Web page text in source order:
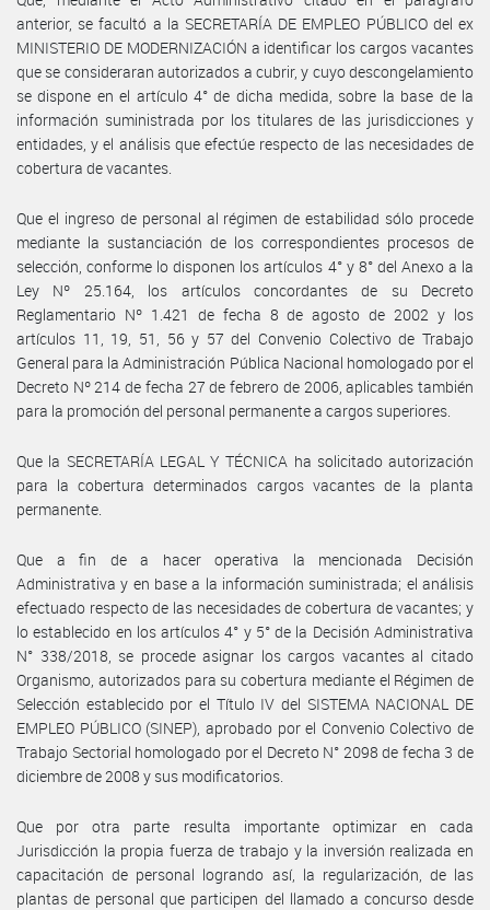
anterior, se facultó a la SECRETARÍA DE EMPLEO PÚBLICO del ex
MINISTERIO DE MODERNIZACIÓN a identificar los cargos vacantes
que se consideraran autorizados a cubrir, y cuyo descongelamiento
se dispone en el artículo 4° de dicha medida, sobre la base de la
información suministrada por los titulares de las jurisdicciones y
entidades, y el análisis que efectúe respecto de las necesidades de
cobertura de vacantes.
Que el ingreso de personal al régimen de estabilidad sólo procede
mediante la sustanciación de los correspondientes procesos de
selección, conforme lo disponen los artículos 4° y 8° del Anexo a la
Ley Nº 25.164, los artículos concordantes de su Decreto
Reglamentario Nº 1.421 de fecha 8 de agosto de 2002 y los
artículos 11, 19, 51, 56 y 57 del Convenio Colectivo de Trabajo
General para la Administración Pública Nacional homologado por el
Decreto Nº 214 de fecha 27 de febrero de 2006, aplicables también
para la promoción del personal permanente a cargos superiores.
Que la SECRETARÍA LEGAL Y TÉCNICA ha solicitado autorización
para la cobertura determinados cargos vacantes de la planta
permanente.
Que a fin de a hacer operativa la mencionada Decisión
Administrativa y en base a la información suministrada; el análisis
efectuado respecto de las necesidades de cobertura de vacantes; y
lo establecido en los artículos 4° y 5° de la Decisión Administrativa
N° 338/2018, se procede asignar los cargos vacantes al citado
Organismo, autorizados para su cobertura mediante el Régimen de
Selección establecido por el Título IV del SISTEMA NACIONAL DE
EMPLEO PÚBLICO (SINEP), aprobado por el Convenio Colectivo de
Trabajo Sectorial homologado por el Decreto N° 2098 de fecha 3 de
diciembre de 2008 y sus modificatorios.
Que por otra parte resulta importante optimizar en cada
Jurisdicción la propia fuerza de trabajo y la inversión realizada en
capacitación de personal logrando así, la regularización, de las
plantas de personal que participen del llamado a concurso desde